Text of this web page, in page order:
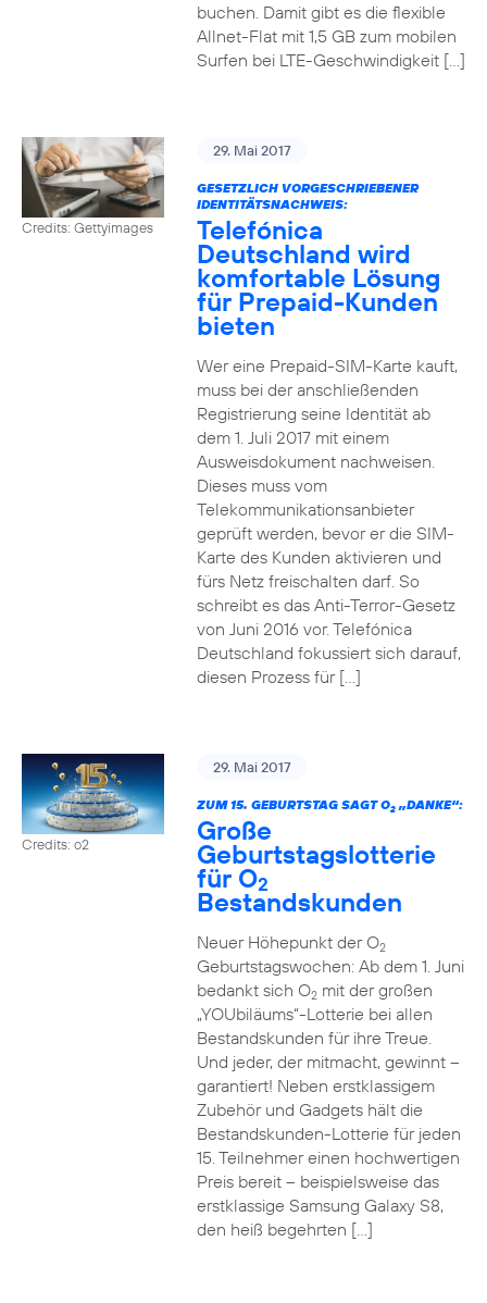
buchen. Damit gibt es die flexible
Allnet-Flat mit 1,5 GB zum mobilen
Surfen bei LTE-Geschwindigkeit […]
Credits: Gettyimages
29. Mai 2017
GESETZLICH VORGESCHRIEBENER
IDENTITÄTSNACHWEIS:
Telefónica
Deutschland wird
komfortable Lösung
für Prepaid-Kunden
bieten
Wer eine Prepaid-SIM-Karte kauft,
muss bei der anschließenden
Registrierung seine Identität ab
dem 1. Juli 2017 mit einem
Ausweisdokument nachweisen.
Dieses muss vom
Telekommunikationsanbieter
geprüft werden, bevor er die SIM-
Karte des Kunden aktivieren und
fürs Netz freischalten darf. So
schreibt es das Anti-Terror-Gesetz
von Juni 2016 vor. Telefónica
Deutschland fokussiert sich darauf,
diesen Prozess für […]
Credits: o2
29. Mai 2017
ZUM 15. GEBURTSTAG SAGT O2„DANKE“:
Große
Geburtstagslotterie
für O2
Bestandskunden
Neuer Höhepunkt der O2
Geburtstagswochen: Ab dem 1. Juni
bedankt sich O2mit der großen
„YOUbiläums“-Lotterie bei allen
Bestandskunden für ihre Treue.
Und jeder, der mitmacht, gewinnt –
garantiert! Neben erstklassigem
Zubehör und Gadgets hält die
Bestandskunden-Lotterie für jeden
15. Teilnehmer einen hochwertigen
Preis bereit – beispielsweise das
erstklassige Samsung Galaxy S8,
den heiß begehrten […]